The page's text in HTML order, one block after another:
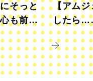
そっと
も前向
【アムジ
したら
すか？